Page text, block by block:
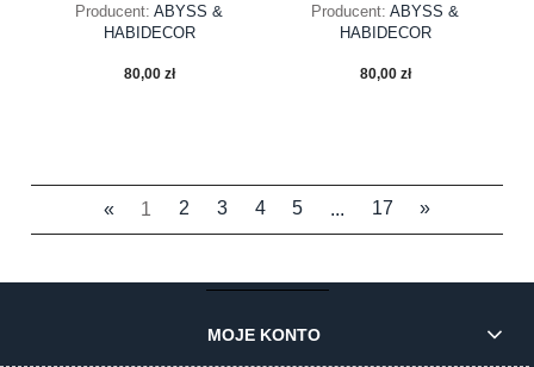
Producent: ABYSS &
HABIDECOR
80,00 zł
Producent: ABYSS &
HABIDECOR
80,00 zł
« 1 2 3 4 5 17 »
MOJE KONTO